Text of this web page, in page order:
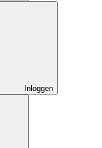
Inloggen